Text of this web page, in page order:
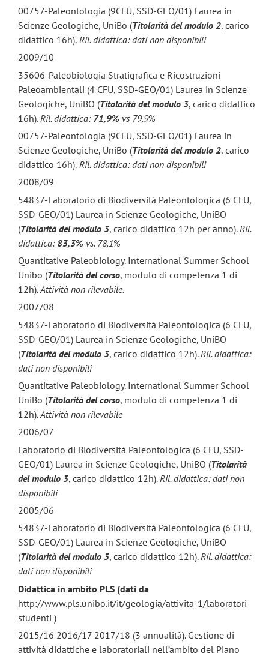
00757-Paleontologia (9CFU, SSD-GEO/01) Laurea in
Scienze Geologiche, UniBo (Titolarità del modulo 2, carico
didattico 16h). Ril. didattica: dati non disponibili
2009/10
35606-Paleobiologia Stratigrafica e Ricostruzioni
Paleoambientali (4 CFU, SSD-GEO/01) Laurea in Scienze
Geologiche, UniBO (Titolarità del modulo 3, carico didattico
16h). Ril. didattica: 71,9% vs 79,9%
00757-Paleontologia (9CFU, SSD-GEO/01) Laurea in
Scienze Geologiche, UniBo (Titolarità del modulo 2, carico
didattico 16h). Ril. didattica: dati non disponibili
2008/09
54837-Laboratorio di Biodiversità Paleontologica (6 CFU,
SSD-GEO/01) Laurea in Scienze Geologiche, UniBO
(Titolarità del modulo 3, carico didattico 12h per anno). Ril.
didattica: 83,3% vs. 78,1%
Quantitative Paleobiology. International Summer School
Unibo (Titolarità del corso, modulo di competenza 1 di
12h).Attività non rilevabile.
2007/08
54837-Laboratorio di Biodiversità Paleontologica (6 CFU,
SSD-GEO/01) Laurea in Scienze Geologiche, UniBO
(Titolarità del modulo 3, carico didattico 12h). Ril. didattica:
dati non disponibili
Quantitative Paleobiology. International Summer School
UniBo (Titolarità del corso, modulo di competenza 1 di
12h).Attività non rilevabile
2006/07
Laboratorio di Biodiversità Paleontologica (6 CFU, SSD-
GEO/01) Laurea in Scienze Geologiche, UniBO (Titolarità
del modulo 3, carico didattico 12h). Ril. didattica: dati non
disponibili
2005/06
54837-Laboratorio di Biodiversità Paleontologica (6 CFU,
SSD-GEO/01) Laurea in Scienze Geologiche, UniBO
(Titolarità del modulo 3, carico didattico 12h).Ril. didattica:
dati non disponibili
Didattica in ambito PLS (dati da
http://www.pls.unibo.it/it/geologia/attivita-1/laboratori-
studenti )
2015/16 2016/17 2017/18 (3 annualità). Gestione di
attività didattiche e laboratoriali nell’ambito del Piano